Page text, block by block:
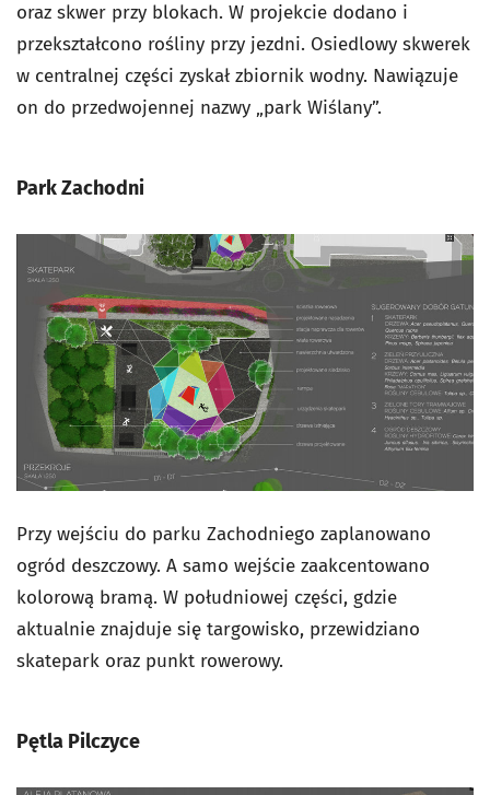
oraz skwer przy blokach. W projekcie dodano i
przekształcono rośliny przy jezdni. Osiedlowy skwerek
w centralnej części zyskał zbiornik wodny. Nawiązuje
on do przedwojennej nazwy „park Wiślany”.
Park Zachodni
Przy wejściu do parku Zachodniego zaplanowano
ogród deszczowy. A samo wejście zaakcentowano
kolorową bramą. W południowej części, gdzie
aktualnie znajduje się targowisko, przewidziano
skatepark oraz punkt rowerowy.
Pętla Pilczyce